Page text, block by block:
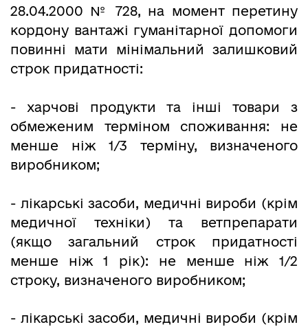
28.04.2000 № 728, на момент перетину
кордону вантажі гуманітарної допомоги
повинні мати мінімальний залишковий
строк придатності:
- харчові продукти та інші товари з
обмеженим терміном споживання: не
менше ніж 1/3 терміну, визначеного
виробником;
- лікарські засоби, медичні вироби (крім
медичної техніки) та ветпрепарати
(якщо загальний строк придатності
менше ніж 1 рік): не менше ніж 1/2
строку, визначеного виробником;
- лікарські засоби, медичні вироби (крім